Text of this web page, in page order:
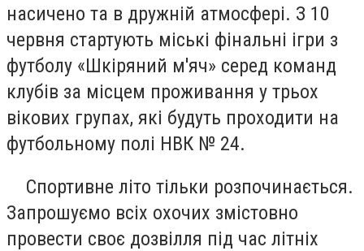
насичено та в дружній атмосфері. З 10
червня стартують міські фінальні ігри з
футболу «Шкіряний м'яч» серед команд
клубів за місцем проживання у трьох
вікових групах, які будуть проходити на
футбольному полі НВК № 24.
Спортивне літо тільки розпочинається.
Запрошуємо всіх охочих змістовно
провести своє дозвілля під час літніх